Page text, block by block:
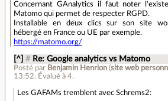
Concernant GAnalytics il faut noter
Matomo qui permet de respecter RGPD.
Installable en deux clics sur son site
hébergé en France ou UE par exemple.
https://matomo.org/
[^] # Re: Google analytics vs Matomo
Posté par Benjamin Henrion (site web
13:52. Évalué à4.
Les GAFAMs tremblent avec Schrems2: